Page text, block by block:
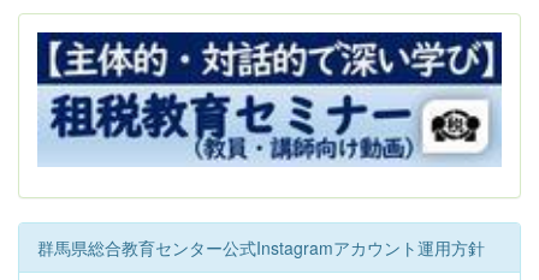
群馬県総合教育センター公式Instagramアカウント運用方針